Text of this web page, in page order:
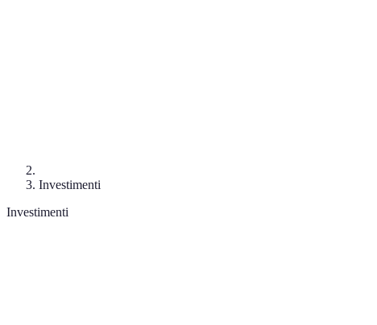
Investimenti
Investimenti